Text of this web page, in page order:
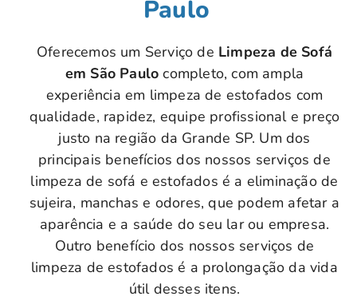
Paulo
Oferecemos um Serviço de Limpeza de Sofá
em São Paulo completo, com ampla
experiência em limpeza de estofados com
qualidade, rapidez, equipe profissional e preço
justo na região da Grande SP. Um dos
principais benefícios dos nossos serviços de
limpeza de sofá e estofados é a eliminação de
sujeira, manchas e odores, que podem afetar a
aparência e a saúde do seu lar ou empresa.
Outro benefício dos nossos serviços de
limpeza de estofados é a prolongação da vida
útil desses itens.